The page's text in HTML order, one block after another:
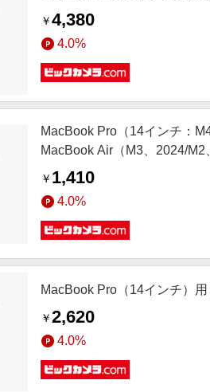
￥4,380
4.0%
MacBook Pro（14インチ：
MacBook Air（M3、2024/
用 キーボードカバー クリア
￥ 1,410
4.0%
MacBook Pro（14インチ）
￥2,620
4.0%